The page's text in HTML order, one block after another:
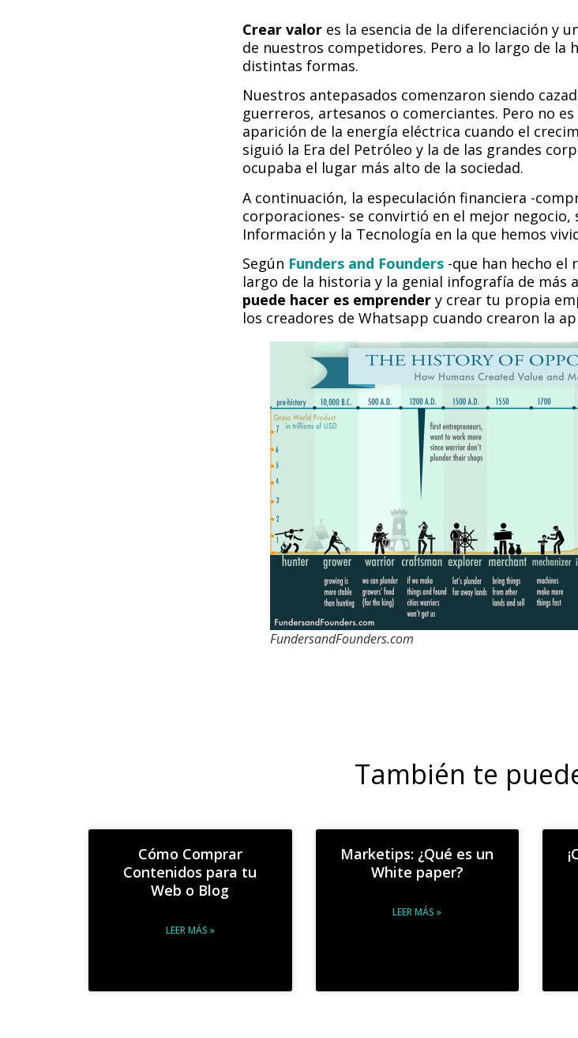
Crear valor es la esencia de la diferenciación y
de nuestros competidores. Pero a lo largo de la
distintas formas.
Nuestros antepasados comenzaron siendo
guerreros, artesanos o comerciantes. Pero no
aparición de la energía eléctrica cuando el
siguió la Era del Petróleo y la de las grandes
ocupaba el lugar más alto de la sociedad.
A continuación, la especulación financiera -
corporaciones- se convirtió en el mejor negocio,
Información y la Tecnología en la que hemos
Según Funders and Founders -que han hecho el
largo de la historia y la genial infografía de más
puede hacer es emprender y crear tu propia
los creadores de Whatsapp cuando crearon la
FundersandFounders.com
También te
Cómo Comprar
Contenidos para tu
Web o Blog
LEER MÁS »
Marketips: ¿Qué es un
White paper?
LEER MÁS »